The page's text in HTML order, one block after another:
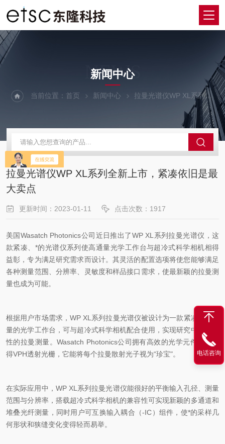
NEWS
新闻中心
当前位置：首页 新闻中心 拉曼光谱仪WP XL系列全新上市，紧凑依旧是最大卖点
拉曼光谱仪WP XL系列全新上市，紧凑依旧是最
大卖点
更新时间：2023-01-11 点击次数：1917
美国Wasatch Photonics公司近日推出了WP XL 系列拉曼光谱仪，这
款紧凑、*的光谱仪系列使高通量光学工作台与超冷式科学相机相得
益彰，专为满足研究需求而设计。其灵活的配置选项将使您能够满足
各种测量范围、分辨率、灵敏度和样品接口需求，使最新颖的拉曼测
量也成为可能。
根据用户市场需求， WP XL 系列拉曼光谱仪被设计为一款紧凑、高通
量的光学工作台，可与超冷式科学相机配合使用，实现研究中有挑战
性的拉曼测量。Wasatch Photonics公司拥有高效的光学元件和已获
得VPH透射光栅，它能将每个拉曼散射光子视为“珍宝"。
在实际应用中， WP XL 系列拉曼光谱仪能很好的平衡输入孔径、测量
范围与分辨率，搭载超冷式科学相机的兼容性可实现新颖的多通道和
堆叠光纤测量，同时用户可互换输入耦合（-IC）组件，使*的采样几
何形状和狭缝变化变得轻而易举。
电话咨询